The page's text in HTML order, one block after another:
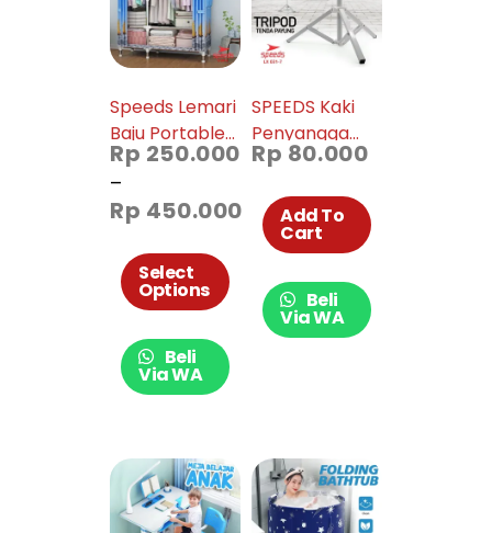
Speeds Lemari
Baju Portable
Bongkar
Pasang Rak
Besi Kayu 207-
Rp 250.000
–
Rp 450.000
Select
Options
Beli
Via WA
SPEEDS Kaki
Penyangga
Tripod
Payung Tenda
Parasol Pantai
031-7
Rp 80.000
Add To
Cart
Beli
Via WA